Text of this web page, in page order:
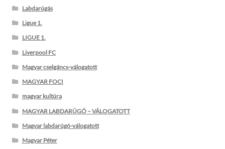
Labdarúgás
Ligue 1.
LIGUE 1.
Liverpool FC
Magyar cselgáncs-válogatott
MAGYAR FOCI
magyar kultúra
MAGYAR LABDARÚGÓ – VÁLOGATOTT
Magyar labdarúgó-válogatott
Magyar Péter